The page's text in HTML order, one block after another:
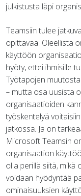
julkistusta läpi
Teamsiin tulee
opittavaa. Oleellista
käyttöön
hyöty, ettei ihmisille
Työtapojen
– mutta osa uusista
organisaatioiden
työskentelyä
jatkossa. Ja on
Microsoft Teamsin
organisaation
olla perillä siitä, mikä
voidaan hyödyntää
ominaisuuksien